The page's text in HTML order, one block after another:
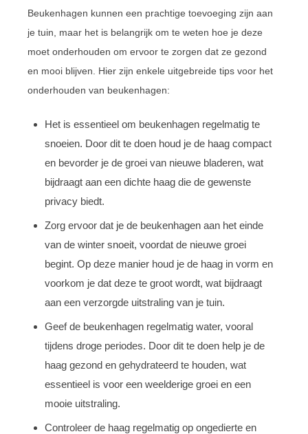
Beukenhagen kunnen een prachtige toevoeging zijn aan
je tuin, maar het is belangrijk om te weten hoe je deze
moet onderhouden om ervoor te zorgen dat ze gezond
en mooi blijven. Hier zijn enkele uitgebreide tips voor het
onderhouden van beukenhagen:
Het is essentieel om beukenhagen regelmatig te
snoeien. Door dit te doen houd je de haag compact
en bevorder je de groei van nieuwe bladeren, wat
bijdraagt aan een dichte haag die de gewenste
privacy biedt.
Zorg ervoor dat je de beukenhagen aan het einde
van de winter snoeit, voordat de nieuwe groei
begint. Op deze manier houd je de haag in vorm en
voorkom je dat deze te groot wordt, wat bijdraagt
aan een verzorgde uitstraling van je tuin.
Geef de beukenhagen regelmatig water, vooral
tijdens droge periodes. Door dit te doen help je de
haag gezond en gehydrateerd te houden, wat
essentieel is voor een weelderige groei en een
mooie uitstraling.
Controleer de haag regelmatig op ongedierte en